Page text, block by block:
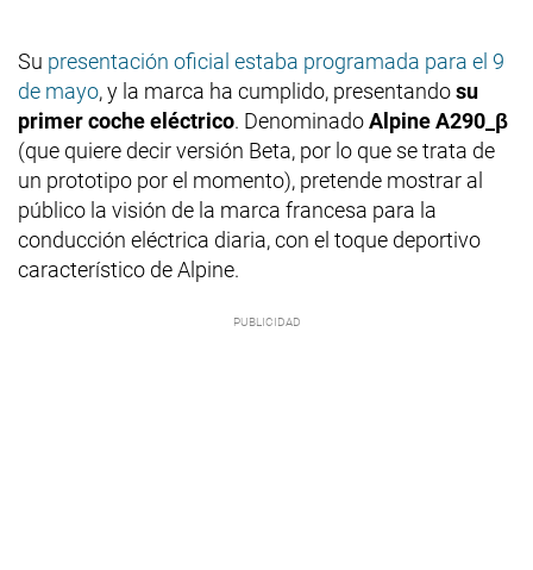
Su presentación oficial estaba programada para el 9
de mayo, y la marca ha cumplido, presentandosu
primer coche eléctrico. DenominadoAlpine A290_β
(que quiere decir versión Beta, por lo que se trata de
un prototipo por el momento), pretende mostrar al
público la visión de la marca francesa para la
conducción eléctrica diaria, con el toque deportivo
característico de Alpine.